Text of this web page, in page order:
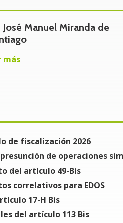
Curso
reales asociados a CFDI
de sellos.
penales.
informadas.
a resolver
que llevan a la
Este curso es esencial
especial
José Manuel Miranda de
más
de fiscalización 2026
de operaciones
del artículo 49-Bis
correlativos para EDOS
17-H Bis
del artículo 113 Bis